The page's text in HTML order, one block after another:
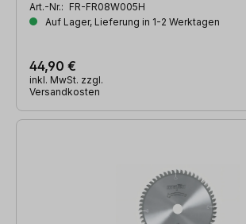
Art.-Nr.: FR-FR08W005H
Auf Lager, Lieferung in 1-2 Werktagen
44,90 €
inkl. MwSt. zzgl.
Versandkosten